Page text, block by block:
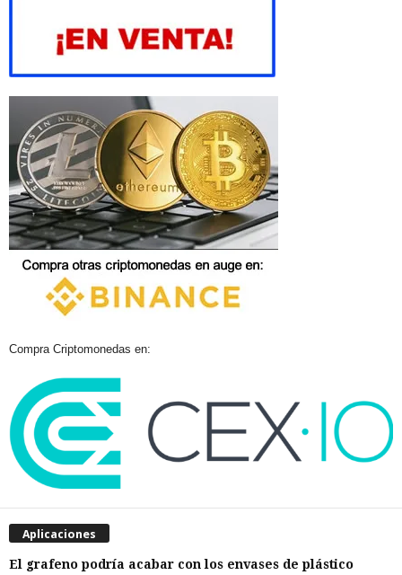
Compra Criptomonedas en:
Aplicaciones
El grafeno podría acabar con los envases de plástico